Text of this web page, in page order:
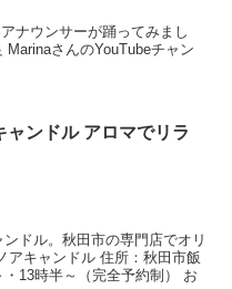
ナウンサーが踊ってみまし
さんのYouTubeチャン
ャンドル アロマでリラ
ドル。秋田市の専門店でオリ
アキャンドル 住所：秋田市飯
13時半～（完全予約制） お